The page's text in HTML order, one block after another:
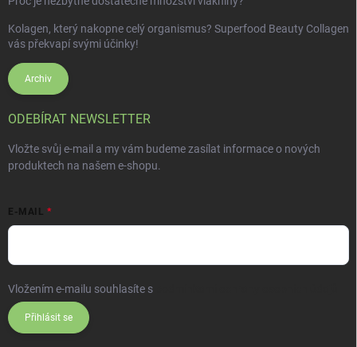
Kolagen, který nakopne celý organismus? Superfood Beauty Collagen
vás překvapí svými účinky!
Archiv
ODEBÍRAT NEWSLETTER
Vložte svůj e-mail a my vám budeme zasílat informace o nových
produktech na našem e-shopu.
E-MAIL
Vložením e-mailu souhlasíte s
Přihlásit se